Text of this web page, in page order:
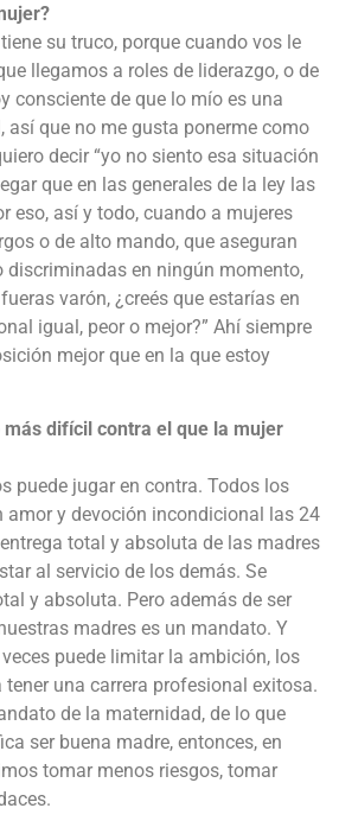
su truco, porque cuando vos le
llegamos a roles de liderazgo, o de
consciente de que lo mío es una
así que no me gusta ponerme como
decir “yo no siento esa situación
que en las generales de la ley las
eso, así y todo, cuando a mujeres
o de alto mando, que aseguran
discriminadas en ningún momento,
varón, ¿creés que estarías en
igual, peor o mejor?” Ahí siempre
mejor que en la que estoy
más difícil contra el que la mujer
puede jugar en contra. Todos los
amor y devoción incondicional las 24
total y absoluta de las madres
al servicio de los demás. Se
y absoluta. Pero además de ser
madres es un mandato. Y
puede limitar la ambición, los
una carrera profesional exitosa.
de la maternidad, de lo que
ser buena madre, entonces, en
tomar menos riesgos, tomar